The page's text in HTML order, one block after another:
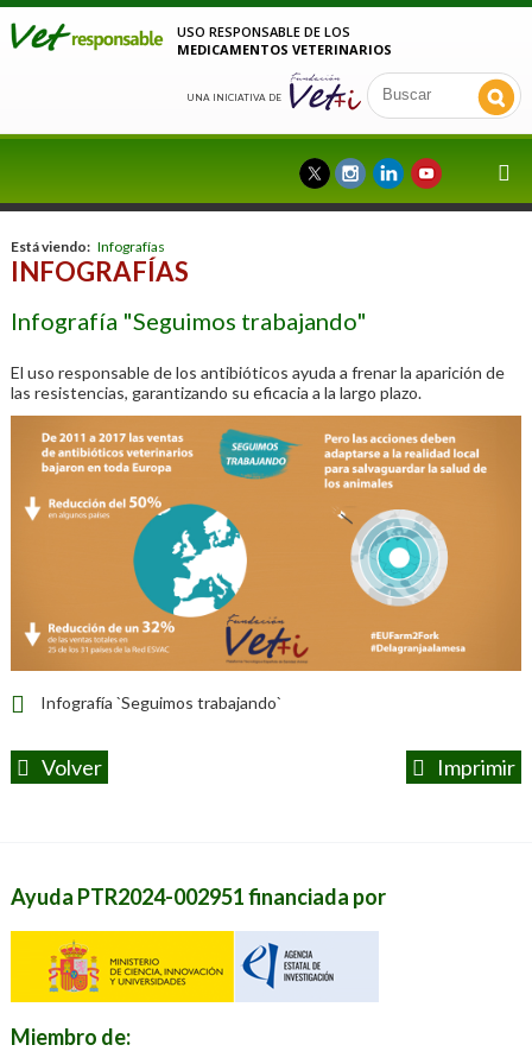
USO RESPONSABLE DE LOS
MEDICAMENTOS VETERINARIOS
UNA INICIATIVA DE
Está viendo: Infografías
INFOGRAFÍAS
Infografía "Seguimos trabajando"
El uso responsable de los antibióticos ayuda a frenar la aparición de
las resistencias, garantizando su eficacia a la largo plazo.
Infografía `Seguimos trabajando`
Volver Imprimir
Ayuda PTR2024-002951 financiada por
Miembro de: